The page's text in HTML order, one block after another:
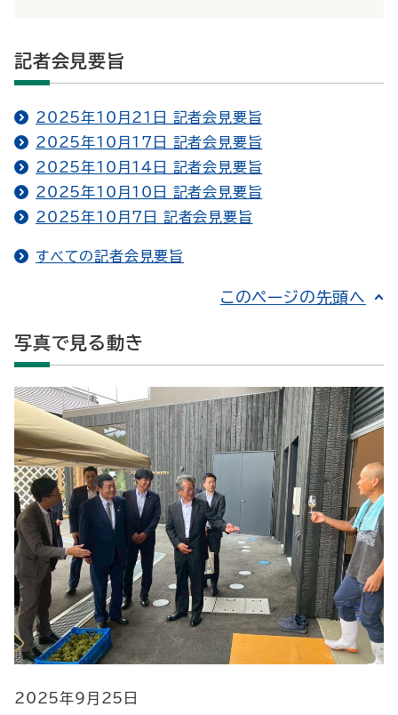
記者会見要旨
2025年10月21日 記者会見要旨
2025年10月17日 記者会見要旨
2025年10月14日 記者会見要旨
2025年10月10日 記者会見要旨
2025年10月7日 記者会見要旨
すべての記者会見要旨
このページの先頭へ
写真で見る動き
2025年9月25日